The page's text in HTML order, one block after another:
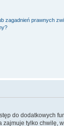
zagadnień prawnych
do dodatkowych
tylko chwilę,